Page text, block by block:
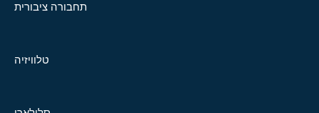
תחבורה ציבורית
טלוויזיה